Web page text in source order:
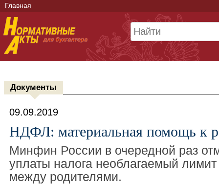
Главная
Документы
09.09.2019
НДФЛ: материальная помощь к
Минфин России в очередной раз
уплаты налога необлагаемый
между родителями.